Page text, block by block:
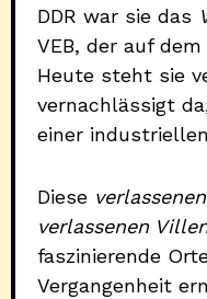
DDR war sie das
VEB, der auf
Heute steht sie
vernachlässigt
einer
Diese
verlassenen
faszinierende
Vergangenheit